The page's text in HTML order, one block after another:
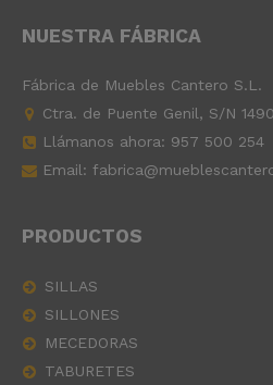
NUESTRA FÁBRICA
Fábrica de Muebles Cantero S.L.
Ctra. de Puente Genil, S/N
Llámanos ahora: 957 500 254
Email:
PRODUCTOS
SILLAS
SILLONES
MECEDORAS
TABURETES